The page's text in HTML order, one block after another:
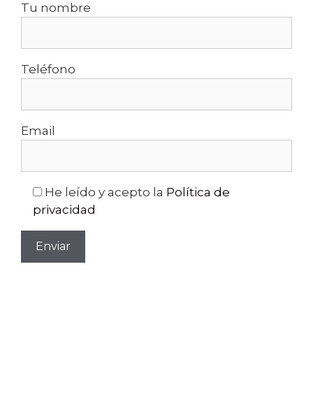
Tu nombre
Teléfono
Email
He leído y acepto la Política de
privacidad